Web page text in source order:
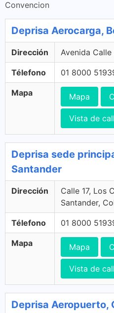
Convencion
Deprisa Aerocarga,
Dirección Avenida
Télefono 01 8000
Mapa Mapa
Vista de
Deprisa sede
Santander
Dirección
Calle 17, Los
Santander,
Télefono 01 8000
Mapa Mapa
Vista de
Deprisa Aeropuerto,